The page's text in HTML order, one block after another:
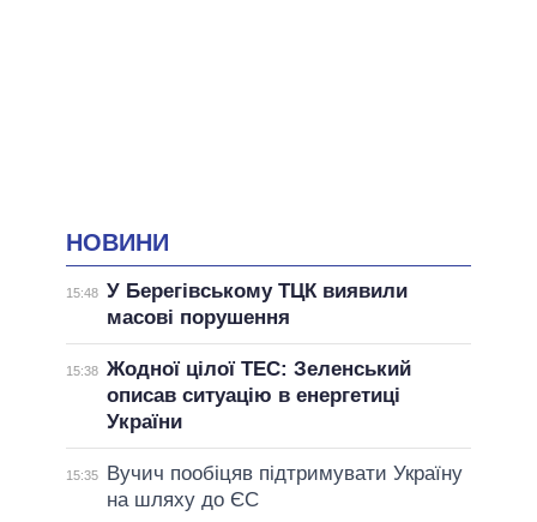
НОВИНИ
15:48 У Берегівському ТЦК виявили
масові порушення
15:38 Жодної цілої ТЕС: Зеленський
описав ситуацію в енергетиці
України
15:35
Вучич пообіцяв підтримувати Україну
на шляху до ЄС